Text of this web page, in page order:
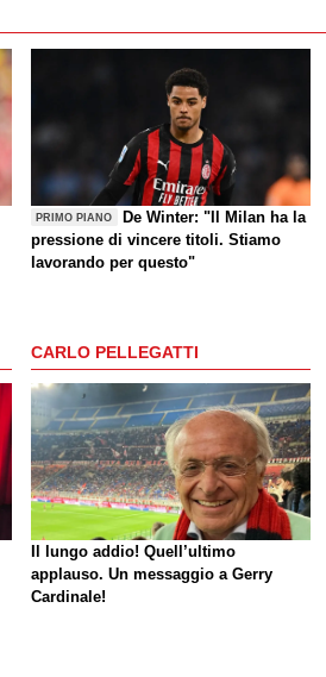
PRIMO PIANO
De Winter: "Il Milan ha la
pressione di vincere titoli. Stiamo
lavorando per questo"
CARLO PELLEGATTI
Il lungo addio! Quell’ultimo
applauso. Un messaggio a Gerry
Cardinale!